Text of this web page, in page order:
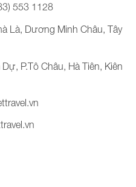
553 1128
Là, Dương Minh Châu, Tây
P.Tô Châu, Hà Tiên, Kiên